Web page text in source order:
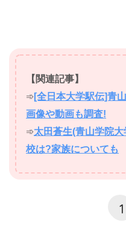
【関連記事】
➾ [全日本大学駅伝]青
画像や動画も調査!
➾太田蒼生(青山学院
校は?家族についても
1